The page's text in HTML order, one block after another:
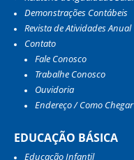
Demonstrações Contábeis
Revista de Atividades Anual
Contato
Fale Conosco
Trabalhe Conosco
Ouvidoria
Endereço / Como Chegar
EDUCAÇÃO BÁSICA
Educação Infantil